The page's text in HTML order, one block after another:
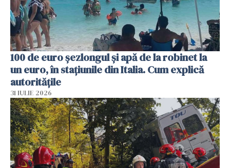
100 de euro șezlongul și apă de la robinet la
un euro, în stațiunile din Italia. Cum explică
autoritățile
31 IULIE 2026